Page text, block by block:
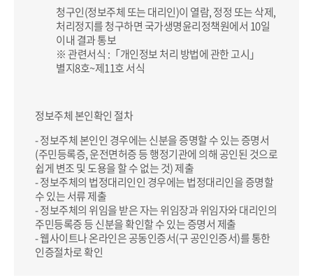
청구인(정보주체 또는 대리인)이 열람, 정정 또는 삭제,
처리정지를 청구하면 국가생명윤리정책원에서 10일
이내 결과 통보
※ 관련서식 :「개인정보 처리 방법에 관한 고시」
별지8호~제11호 서식
정보주체 본인확인 절차
- 정보주체 본인인 경우에는 신분을 증명할 수 있는 증명서
(주민등록증, 운전면허증 등 행정기관에 의해 공인된 것으로
쉽게변조 및 도용을 할 수 없는 것) 제출
- 정보주체의 법정대리인인 경우에는 법정대리인을 증명할
수 있는 서류 제출
- 정보주체의 위임을 받은 자는 위임장과 위임자와 대리인의
주민등록증 등 신분을 확인할 수 있는 증명서 제출
- 웹사이트나 온라인은 공동인증서(구 공인인증서)를 통한
인증절차로 확인